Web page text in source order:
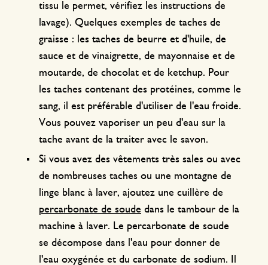
tissu le permet, vérifiez les instructions de
lavage). Quelques exemples de taches de
graisse : les taches de beurre et d'huile, de
sauce et de vinaigrette, de mayonnaise et de
moutarde, de chocolat et de ketchup. Pour
les taches contenant des protéines, comme le
sang, il est préférable d'utiliser de l'eau froide.
Vous pouvez vaporiser un peu d'eau sur la
tache avant de la traiter avec le savon.
Si vous avez des vêtements très sales ou avec
de nombreuses taches ou une montagne de
linge blanc à laver, ajoutez une cuillère de
percarbonate de soude dans le tambour de la
machine à laver. Le percarbonate de soude
se décompose dans l'eau pour donner de
l'eau oxygénée et du carbonate de sodium. Il